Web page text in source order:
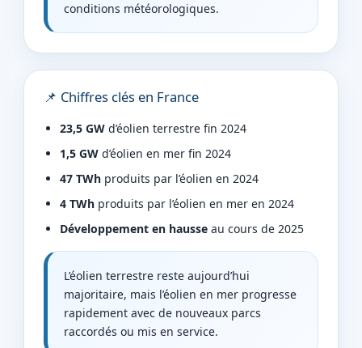
conditions météorologiques.
📌 Chiffres clés en France
23,5 GWd’éolien terrestre fin 2024
1,5 GWd’éolien en mer fin 2024
47 TWhproduits par l’éolien en 2024
4 TWhproduits par l’éolien en mer en 2024
Développement en hausseau cours de 2025
L’éolien terrestre reste aujourd’hui
majoritaire, mais l’éolien en mer progresse
rapidement avec de nouveaux parcs
raccordés ou mis en service.